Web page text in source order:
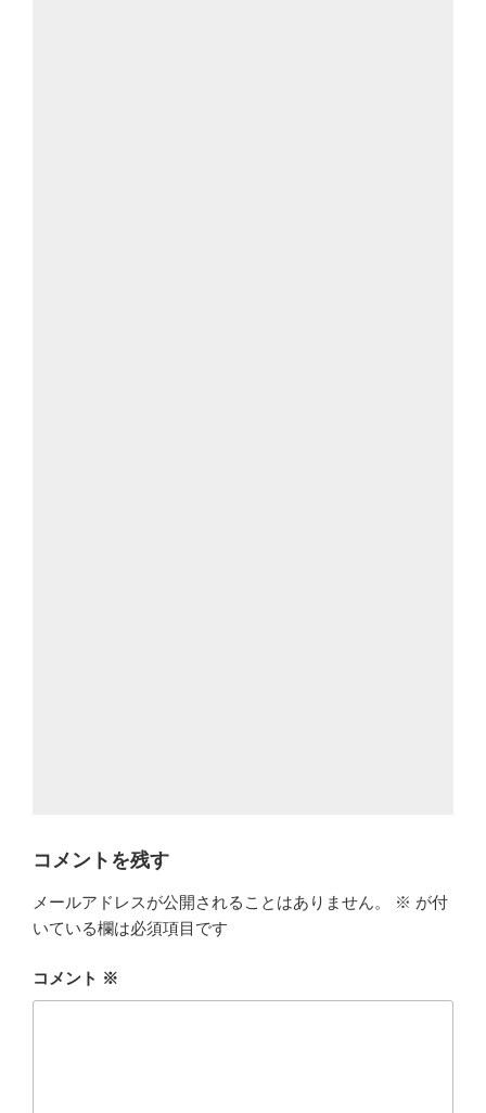
コメントを残す
メールアドレスが公開されることはありません。 ※ が付
いている欄は必須項目です
コメント ※